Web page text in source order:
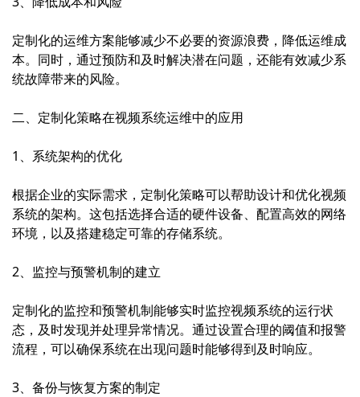
定制化的运维方案能够减少不必要的资源浪费，降低运维成
本。同时，通过预防和及时解决潜在问题，还能有效减少系
统故障带来的风险。
二、定制化策略在视频系统运维中的应用
1、系统架构的优化
根据企业的实际需求，定制化策略可以帮助设计和优化视频
系统的架构。这包括选择合适的硬件设备、配置高效的网络
环境，以及搭建稳定可靠的存储系统。
2、监控与预警机制的建立
定制化的监控和预警机制能够实时监控视频系统的运行状
态，及时发现并处理异常情况。通过设置合理的阈值和报警
流程，可以确保系统在出现问题时能够得到及时响应。
3、备份与恢复方案的制定